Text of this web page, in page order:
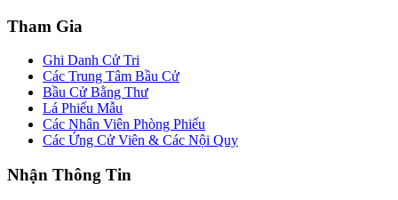
Tham Gia
Ghi Danh Cử Tri
Các Trung Tâm Bầu Cử
Bầu Cử Bằng Thư
Lá Phiếu Mẫu
Các Nhân Viên Phòng Phiếu
Các Ứng Cử Viên & Các Nội Quy
Nhận Thông Tin